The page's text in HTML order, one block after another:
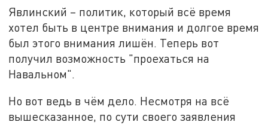
Явлинский – политик, который всё время
хотел быть в центре внимания и долгое время
был этого внимания лишён. Теперь вот
получил возможность "проехаться на
Навальном".
Но вот ведь в чём дело. Несмотря на всё
вышесказанное, по сути своего заявления